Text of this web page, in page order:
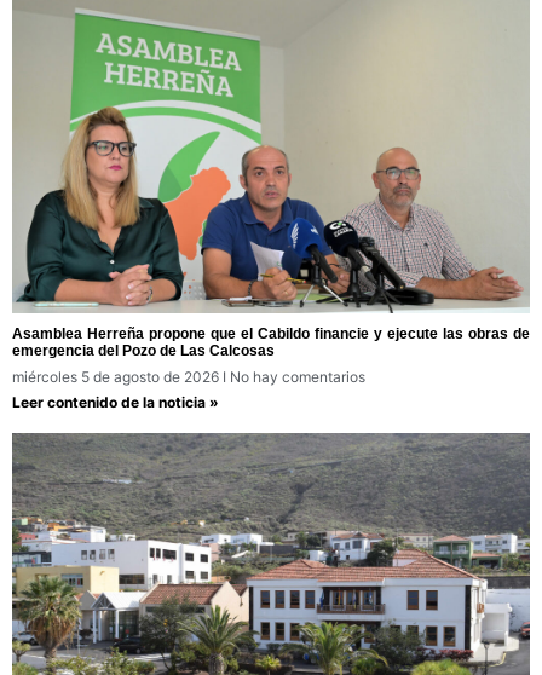
Asamblea Herreña propone que el Cabildo financie y ejecute las obras de
emergencia del Pozo de Las Calcosas
miércoles 5 de agosto de 2026
No hay comentarios
Leer contenido de la noticia »